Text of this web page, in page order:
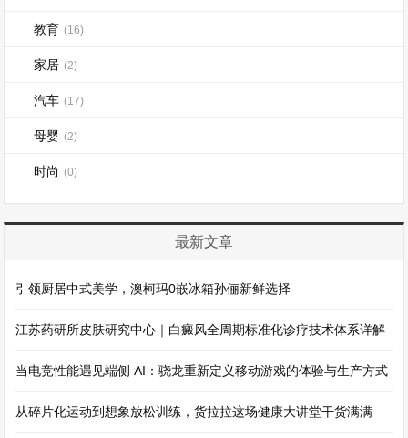
教育 (16)
家居 (2)
汽车 (17)
母婴 (2)
时尚 (0)
最新文章
引领厨居中式美学，澳柯玛0嵌冰箱孙俪新鲜选择
江苏药研所皮肤研究中心｜白癜风全周期标准化诊疗技术体系详解
当电竞性能遇见端侧 AI：骁龙重新定义移动游戏的体验与生产方式
从碎片化运动到想象放松训练，货拉拉这场健康大讲堂干货满满